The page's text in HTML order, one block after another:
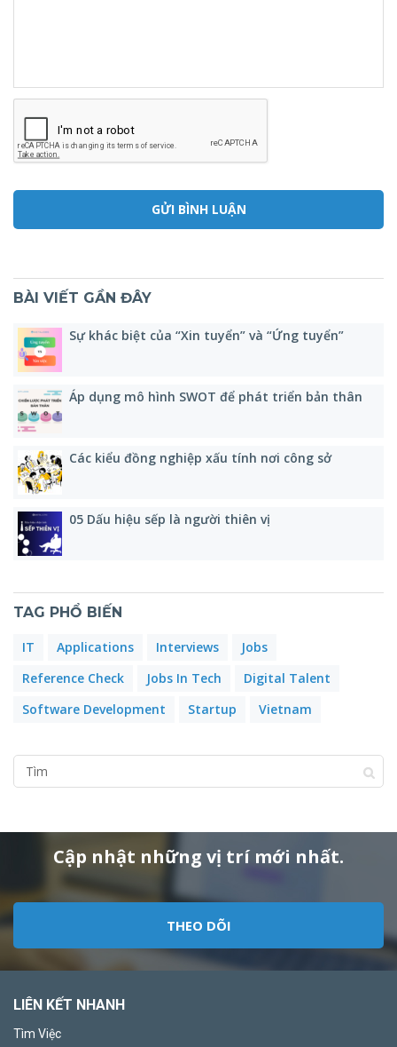
BÀI VIẾT GẦN ĐÂY
Sự khác biệt của “Xin tuyển” và “Ứng tuyển”
Áp dụng mô hình SWOT để phát triển bản thân
Các kiểu đồng nghiệp xấu tính nơi công sở
05 Dấu hiệu sếp là người thiên vị
TAG PHỔ BIẾN
IT Applications Interviews
Jobs
Reference Check
Jobs In Tech
Digital Talent
Software Development
Startup Vietnam
Cập nhật những vị trí mới nhất.
THEO DÕI
LIÊN KẾT NHANH
Tìm Việc